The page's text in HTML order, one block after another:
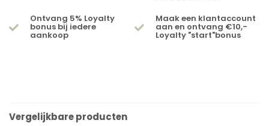
Ontvang 5% Loyalty
bonus bij iedere
aankoop
Maak een klantaccount
aan en ontvang €10,-
Loyalty "start"bonus
Vergelijkbare producten